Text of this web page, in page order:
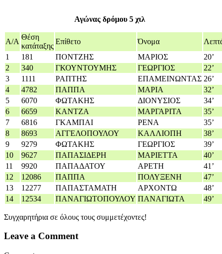
Αγώνας δρόμου 5 χιλ
Α/A
Θέση
κατάταξης
Επίθετο Όνομα
1
181 ΠΟΝΤΖΗΣ ΜΑΡΙΟΣ
20’
2
340 ΓΚΟΥΝΤΟΥΜΗΣ ΓΕΩΡΓΙΟΣ
22’
3
1111 ΡΑΠΤΗΣ ΕΠΑΜΕΙΝΩΝΤΑΣ 26’
4
4782 ΠΑΠΠΑ ΜΑΡΙΑ
32’
5
6070 ΦΩΤΑΚΗΣ ΔΙΟΝΥΣΙΟΣ
34’
6
6659 ΚΑΝΤΖΑ ΜΑΡΓΑΡΙΤΑ
35’
7
6816 ΓΚΑΜΠΑΙ ΡΕΝΑ
35’
8
8693 ΑΓΓΕΛΟΠΟΥΛΟΥ ΚΑΛΛΙΟΠΗ
38’
9
9279 ΦΩΤΑΚΗΣ ΓΕΩΡΓΙΟΣ
39’
10
9627 ΠΑΠΑΣΙΔΕΡΗ ΜΑΡΙΕΤΤΑ
40’
11
9920 ΠΑΠΑΔΑΤΟΥ ΑΡΕΤΗ
41’
12
12086 ΠΑΠΠΑ ΠΟΛΥΞΕΝΗ
47’
13
12277 ΠΑΠΑΣΤΑΜΑΤΗ ΑΡΧΟΝΤΩ
48’
14
12534 ΠΑΝΑΓΙΩΤΟΠΟΥΛΟΥ ΠΑΝΑΓΙΩΤΑ 49’
Συγχαρητήρια σε όλους τους συμμετέχοντες!
Leave a Comment